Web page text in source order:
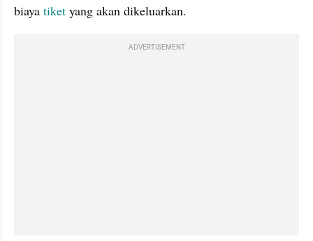
biaya tiket yang akan dikeluarkan.
ADVERTISEMENT